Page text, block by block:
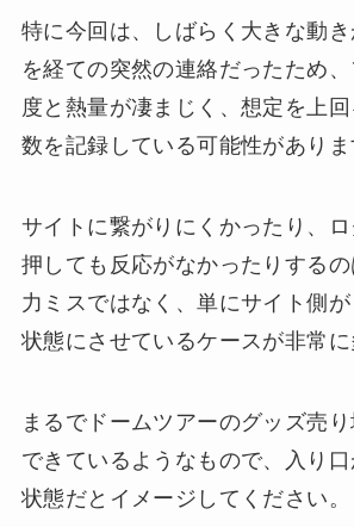
特に今回は、しばらく大きな動
を経ての突然の連絡だったため
度と熱量が凄まじく、想定を上
数を記録している可能性がありま
サイトに繋がりにくかったり、
押しても反応がなかったりする
力ミスではなく、単にサイト側
状態にさせているケースが非常に
まるでドームツアーのグッズ売
できているようなもので、入り
状態だとイメージしてください。